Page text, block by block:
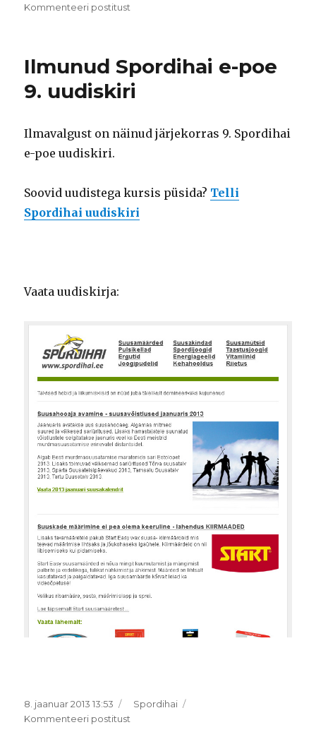
Kommenteeri postitust
Born
Super
Liquid
Ilmunud Spordihai e-poe
9. uudiskiri
Ilmavalgust on näinud järjekorras 9. Spordihai
e-poe uudiskiri.
Soovid uudistega kursis püsida? Telli
Spordihai uudiskiri
Vaata uudiskirja:
Postitatud
8. jaanuar 2013 13:53 Rubriigid
Spordihai
Kommenteeri postitust